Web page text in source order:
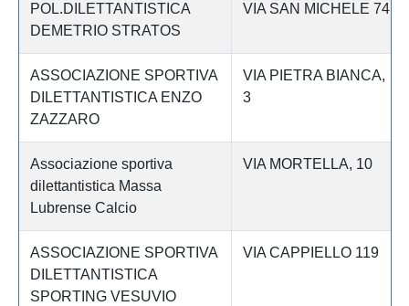
POL.DILETTANTISTICA
DEMETRIO STRATOS
VIA SAN MICHELE 74
ASSOCIAZIONE SPORTIVA
DILETTANTISTICA ENZO
ZAZZARO
VIA PIETRA BIANCA,
3
Associazione sportiva
dilettantistica Massa
Lubrense Calcio
VIA MORTELLA, 10
ASSOCIAZIONE SPORTIVA
DILETTANTISTICA
SPORTING VESUVIO
VIA CAPPIELLO 119